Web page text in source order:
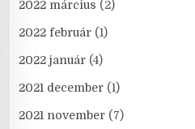
2022 március (2)
2022 február (1)
2022 január (4)
2021 december (1)
2021 november (7)